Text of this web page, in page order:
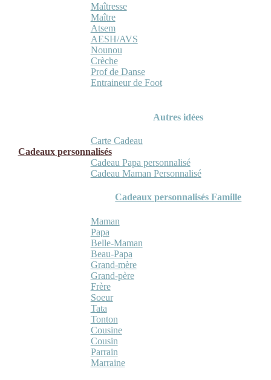
Maîtresse
Maître
Atsem
AESH/AVS
Nounou
Crèche
Prof de Danse
Entraineur de Foot
Autres idées
Carte Cadeau
Cadeaux personnalisés
Cadeau Papa personnalisé
Cadeau Maman Personnalisé
Cadeaux personnalisés Famille
Maman
Papa
Belle-Maman
Beau-Papa
Grand-mère
Grand-père
Frère
Soeur
Tata
Tonton
Cousine
Cousin
Parrain
Marraine